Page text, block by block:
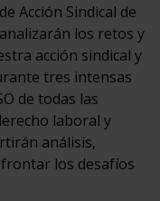
Acción Sindical de
los retos y
acción sindical y
tres intensas
de todas las
laboral y
análisis,
los desafíos